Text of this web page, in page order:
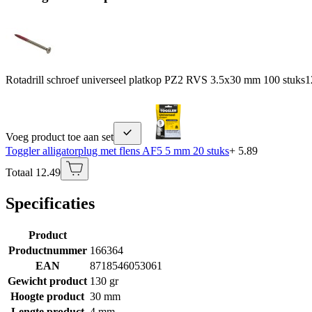
Rotadrill schroef universeel platkop PZ2 RVS 3.5x30 mm 100 stuks
Voeg product toe aan set
Toggler alligatorplug met flens AF5 5 mm 20 stuks+ 5.89
Totaal 12.49
Specificaties
Product
Productnummer 166364
EAN
8718546053061
Gewicht product 130 gr
Hoogte product 30 mm